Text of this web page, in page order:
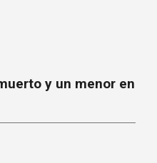
y un menor en